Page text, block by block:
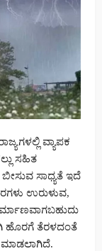
ವ್ಯಾಪಕ
ಸಹಿತ
ಸಾಧ್ಯತೆ ಇದೆ
ಉರುಳುವ,
ಹೊರಗೆ ತೆರಳದಂತೆ
ಮಾಡಲಾಗಿದೆ.